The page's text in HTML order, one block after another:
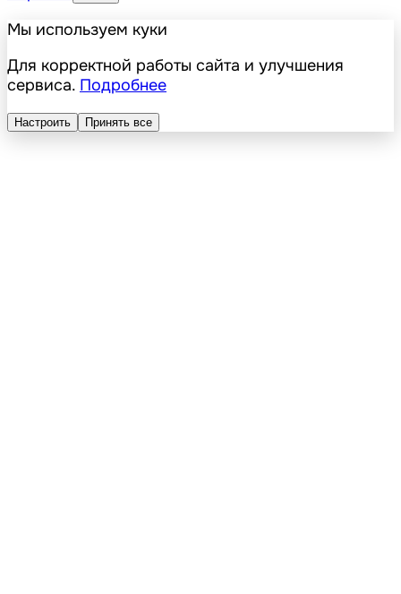
Мы используем куки
Для корректной работы сайта и улучшения
сервиса. Подробнее
Настроить Принять все